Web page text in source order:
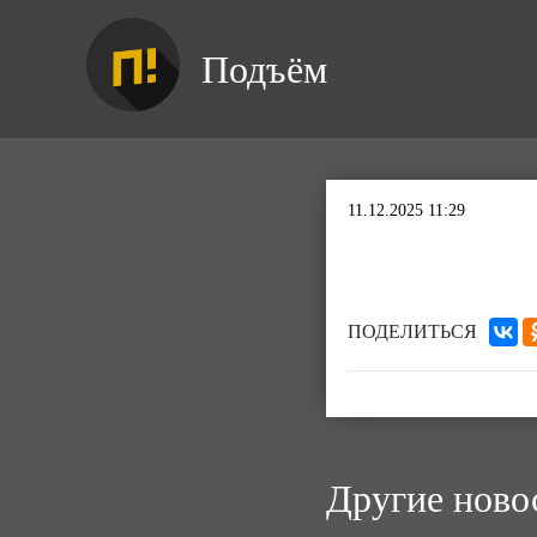
Подъём
11.12.2025 11:29
ПОДЕЛИТЬСЯ
Другие